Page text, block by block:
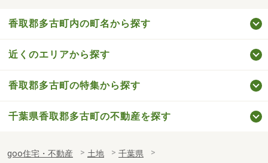
香取郡多古町内の町名から探す
近くのエリアから探す
香取郡多古町の特集から探す
千葉県香取郡多古町の不動産を探す
goo住宅・不動産 土地
千葉県